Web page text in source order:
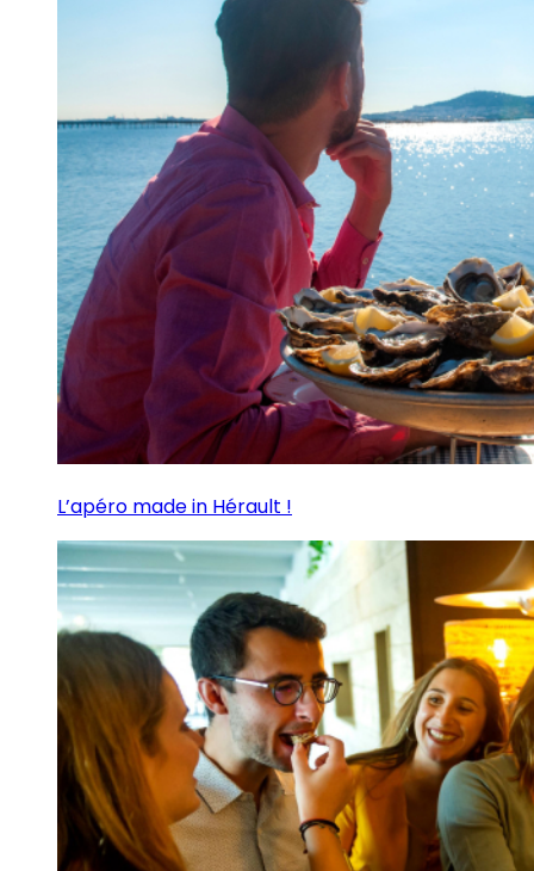
L’apéro made in Hérault !